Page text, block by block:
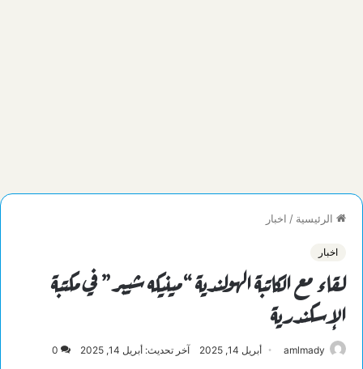
الرئيسية / اخبار
اخبار
لقاء مع الكاتبة الهولندية “مينيكه شيبر” في مكتبة
الإسكندرية
amlmady أبريل 14, 2025 آخر تحديث: أبريل 14, 2025 0